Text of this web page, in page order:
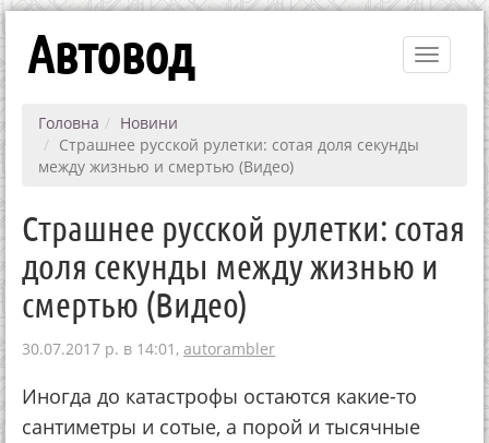
Toggle
Автовод
Головна
Новини
Страшнее русской рулетки: сотая доля секунды
между жизнью и смертью (Видео)
Страшнее русской рулетки: сотая
доля секунды между жизнью и
смертью (Видео)
30.07.2017 р. в 14:01, autorambler
Иногда до катастрофы остаются какие-то
сантиметры и сотые, а порой и тысячные